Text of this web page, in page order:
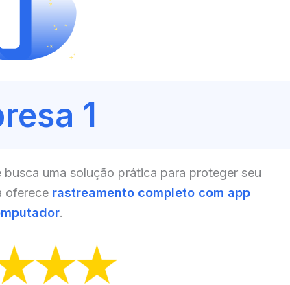
1
uma solução prática para proteger seu
oferece rastreamento completo com app
.